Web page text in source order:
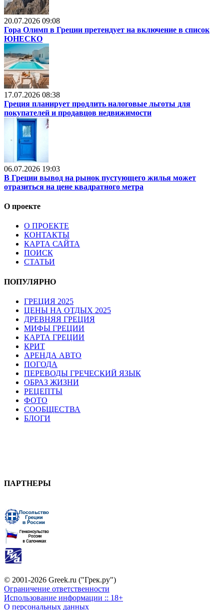
20.07.2026 09:08
Гора Олимп в Греции претендует на включение в список
ЮНЕСКО
17.07.2026 08:38
Греция планирует продлить налоговые льготы для
покупателей и продавцов недвижимости
06.07.2026 19:03
В Греции вывод на рынок пустующего жилья может
отразиться на цене квадратного метра
О проекте
О ПРОЕКТЕ
КОНТАКТЫ
КАРТА САЙТА
ПОИСК
СТАТЬИ
ПОПУЛЯРНО
ГРЕЦИЯ 2025
ЦЕНЫ НА ОТДЫХ 2025
ДРЕВНЯЯ ГРЕЦИЯ
МИФЫ ГРЕЦИИ
КАРТА ГРЕЦИИ
КРИТ
АРЕНДА АВТО
ПОГОДА
ПЕРЕВОДЫ ГРЕЧЕСКИЙ ЯЗЫК
ОБРАЗ ЖИЗНИ
РЕЦЕПТЫ
ФОТО
СООБЩЕСТВА
БЛОГИ
ПАРТНЕРЫ
© 2001-2026 Greek.ru ("Грек.ру")
Ограничение ответственности
Использование информации :: 18+
О персональных данных